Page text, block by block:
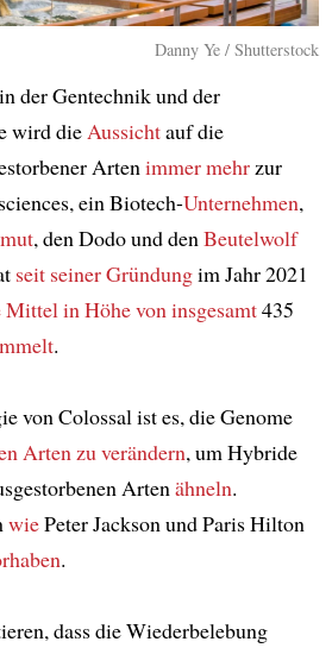
Danny Ye / Shutterstock
der Gentechnik und der
wird die Aussichtauf die
Arten immer mehrzur
ein Biotech-Unternehmen,
, den Dodo und den Beutelwolf
seit seiner Gründungim Jahr 2021
Mittel in Höhe von insgesamt435
.
von Colossal ist es, die Genome
Arten zu verändern, um Hybride
Arten ähneln.
wiePeter Jackson und Paris Hilton
.
dass die Wiederbelebung